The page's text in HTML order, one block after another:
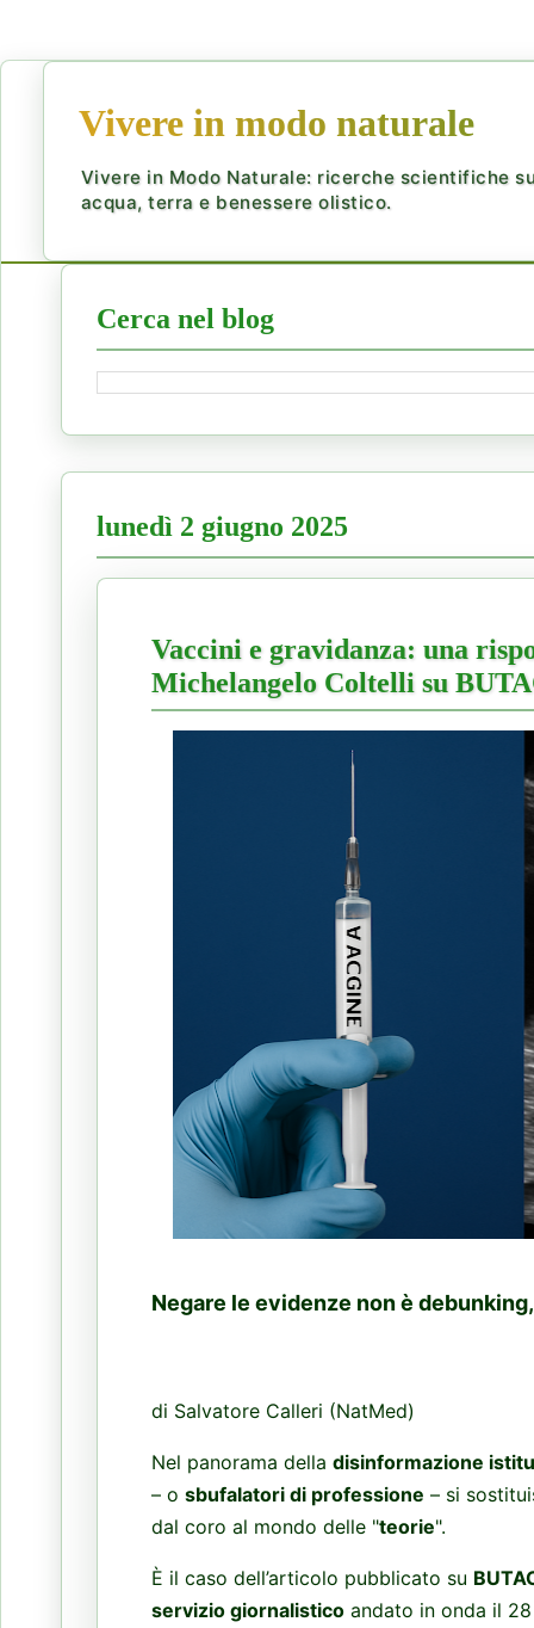
Vivere in modo naturale
Vivere in Modo Naturale: ricerche scientifiche
acqua, terra e benessere olistico.
Cerca nel blog
lunedì 2 giugno 2025
Vaccini e gravidanza: una
Michelangelo Coltelli su
Negare le evidenze non è
di Salvatore Calleri (NatMed)
Nel panorama della disinformazione
– o sbufalatori di professione – si
dal coro al mondo delle "teorie".
È il caso dell’articolo pubblicato su
servizio giornalisticoandato in onda il